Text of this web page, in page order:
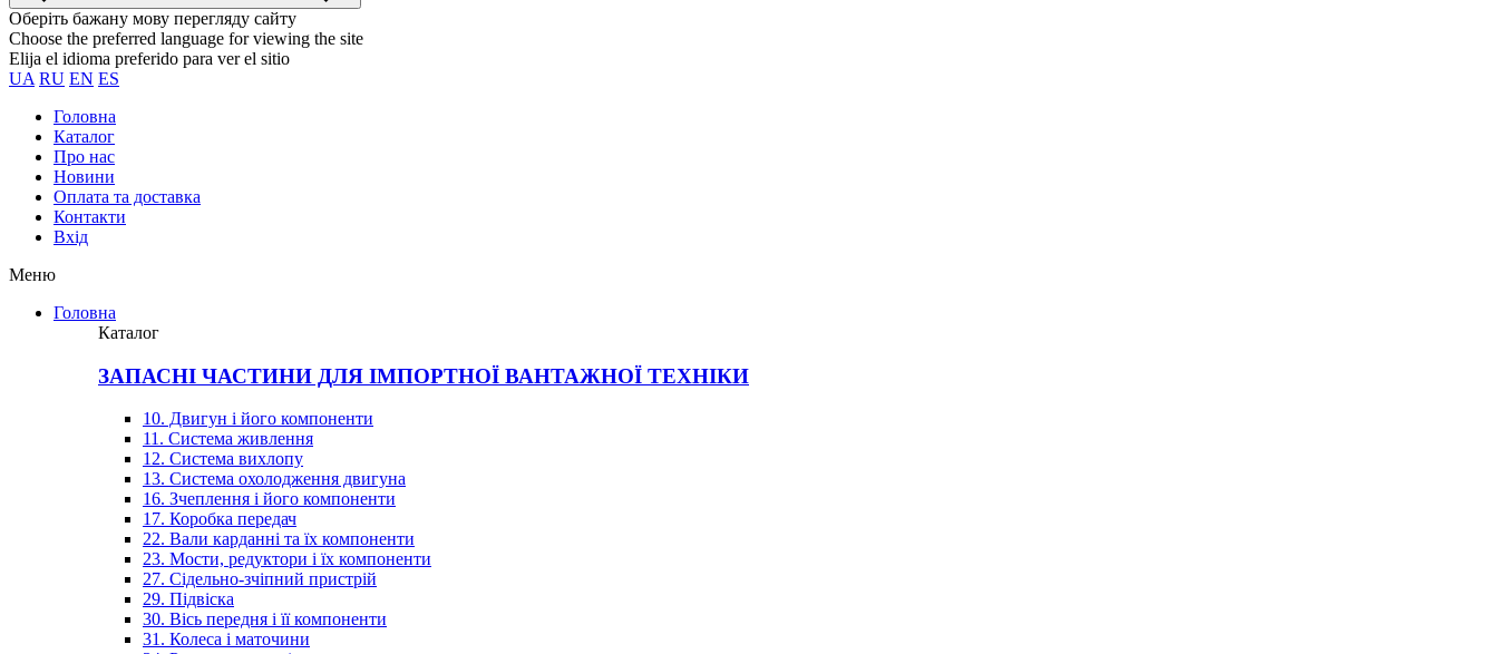
Оберіть бажану мову перегляду сайту
Choose the preferred language for viewing the site
Elija el idioma preferido para ver el sitio
UA RU EN ES
Головна
Каталог
Про нас
Новини
Оплата та доставка
Контакти
Вхiд
Меню
Головна
Каталог
ЗАПАСНІ ЧАСТИНИ ДЛЯ ІМПОРТНОЇ ВАНТАЖНОЇ ТЕХНІКИ
10. Двигун і його компоненти
11. Система живлення
12. Система вихлопу
13. Система охолодження двигуна
16. Зчеплення і його компоненти
17. Коробка передач
22. Вали карданні та їх компоненти
23. Мости, редуктори і їх компоненти
27. Сідельно-зчіпний пристрій
29. Підвіска
30. Вісь передня і її компоненти
31. Колеса і маточини